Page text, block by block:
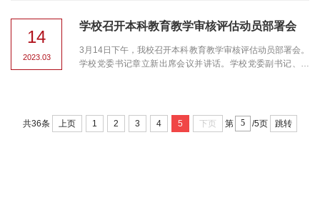
14
2023.03
学校召开本科教育教学审核评估动员部署会
3月14日下午，我校召开本科教育教学审核评估动员部署会。
学校党委书记章立新出席会议并讲话。学校党委副书记、院
共36条 上页 1 2 3 4 5 下页 第 /5页 跳转